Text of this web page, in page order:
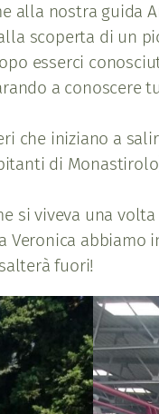
alla nostra guida
scoperta di un
esserci
a
che iniziano a
di
si viveva una
fuori!